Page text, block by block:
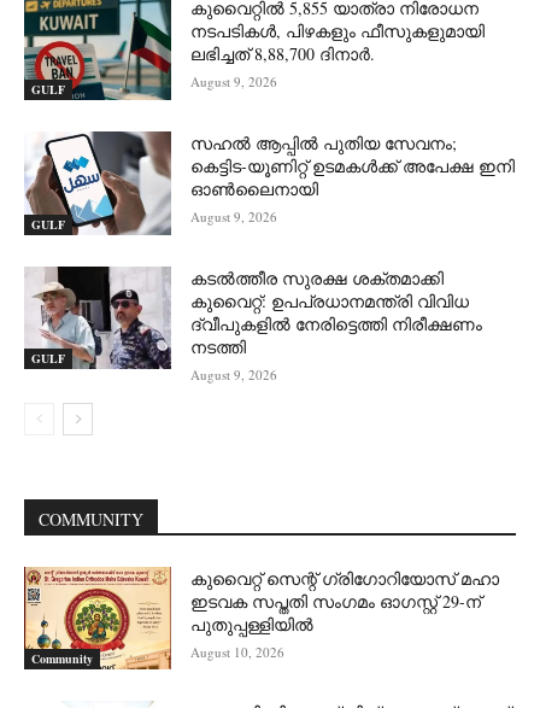
GULF
കുവൈറ്റിൽ 5,855 യാത്രാ നിരോധന
നടപടികൾ, പിഴകളും ഫീസുകളുമായി
ലഭിച്ചത് 8,88,700 ദിനാർ.
August 9, 2026
GULF
സഹൽ ആപ്പിൽ പുതിയ സേവനം;
കെട്ടിട-യൂണിറ്റ് ഉടമകൾക്ക് അപേക്ഷ ഇനി
ഓൺലൈനായി
August 9, 2026
GULF
കടൽത്തീര സുരക്ഷ ശക്തമാക്കി
കുവൈറ്റ്: ഉപപ്രധാനമന്ത്രി വിവിധ
ദ്വീപുകളിൽ നേരിട്ടെത്തി നിരീക്ഷണം
നടത്തി
August 9, 2026
COMMUNITY
Community
കുവൈറ്റ് സെന്റ് ഗ്രിഗോറിയോസ് മഹാ
ഇടവക സപ്തതി സംഗമം ഓഗസ്റ്റ് 29-ന്
പുതുപ്പള്ളിയിൽ
August 10, 2026